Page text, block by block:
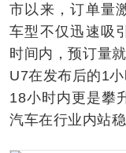
市以来，订单量
车型不仅迅速吸
时间内，预订量
U7在发布后的1
18小时内更是攀
汽车在行业内站稳